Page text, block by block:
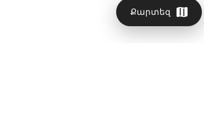
Քարտեզ